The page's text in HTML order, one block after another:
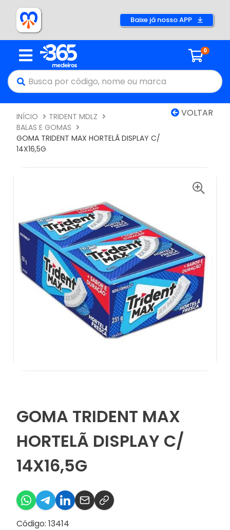
Baixe já nosso APP
0
VOLTAR
INÍCIO
TRIDENT MDLZ
BALAS E GOMAS
GOMA TRIDENT MAX HORTELÃ DISPLAY C/
14X16,5G
GOMA TRIDENT MAX
HORTELÃ DISPLAY C/
14X16,5G
Código: 13414